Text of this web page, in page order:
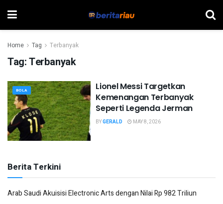
Home Tag Terbanyak
Tag:Terbanyak
BOLA
Lionel Messi Targetkan
Kemenangan Terbanyak
Seperti Legenda Jerman
BYGERALD MAY 8, 2026
Berita Terkini
Arab Saudi Akuisisi Electronic Arts dengan Nilai Rp 982 Triliun